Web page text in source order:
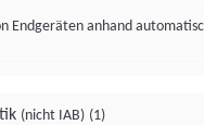
Endgeräten anhand
(nicht IAB) (1)